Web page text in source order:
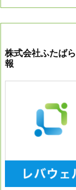
株式会社ふたば
報